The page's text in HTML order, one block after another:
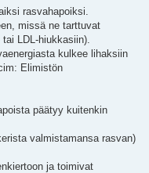
rasvahapoiksi.
missä ne tarttuvat
LDL-hiukkasiin).
kulkee lihaksiin
Elimistön
päätyy kuitenkin
valmistamansa rasvan)
ja toimivat